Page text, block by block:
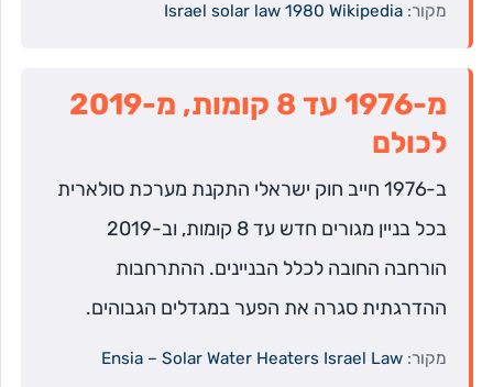
מקור: Israel solar law 1980 Wikipedia
מ-1976 עד 8 קומות, מ-2019
לכולם
ב-1976 חייב חוק ישראלי התקנת מערכת סולארית
בכל בניין מגורים חדש עד 8 קומות, וב-2019
הורחבה החובה לכלל הבניינים. ההתרחבות
ההדרגתית סגרה את הפער במגדלים הגבוהים.
מקור: Ensia – Solar Water Heaters Israel Law